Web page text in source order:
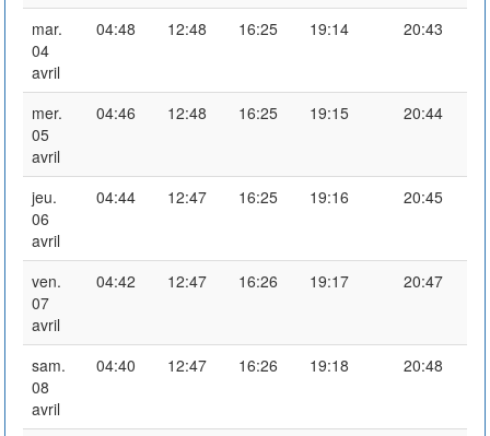
mar.
04
avril
04:48 12:48 16:25 19:14 20:43
mer.
05
avril
04:46 12:48 16:25 19:15 20:44
jeu.
06
avril
04:44 12:47 16:25 19:16 20:45
ven.
07
avril
04:42 12:47 16:26 19:17 20:47
sam.
08
avril
04:40 12:47 16:26 19:18 20:48